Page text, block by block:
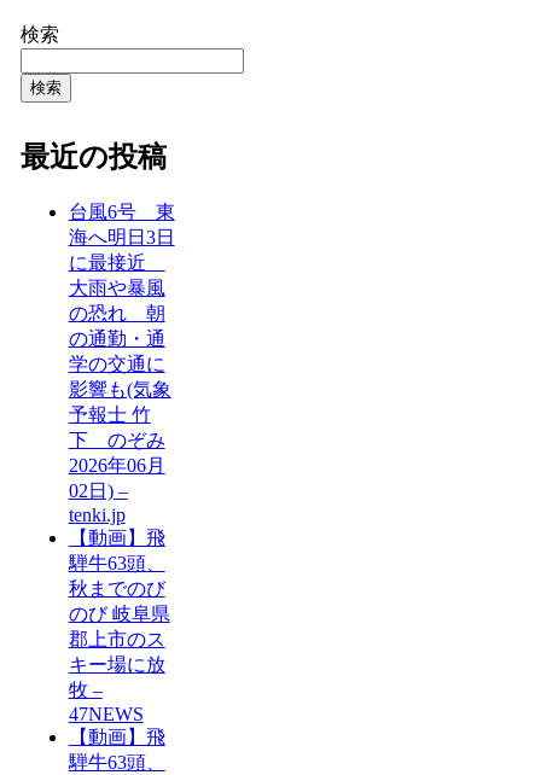
検索
検索
最近の投稿
台風6号 東
海へ明日3日
に最接近
大雨や暴風
の恐れ 朝
の通勤・通
学の交通に
影響も(気象
予報士 竹
下 のぞみ
2026年06月
02日) –
tenki.jp
【動画】飛
騨牛63頭、
秋までのび
のび 岐阜県
郡上市のス
キー場に放
牧 –
47NEWS
【動画】飛
騨牛63頭、